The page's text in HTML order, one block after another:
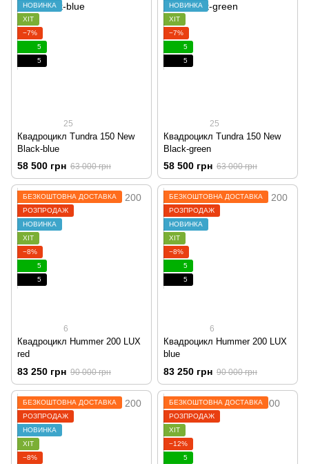
НОВИНКА
ХІТ
−7%
5
5
25
Квадроцикл Tundra 150 New
Black-blue
58 500 грн 63 000 грн
НОВИНКА
ХІТ
−7%
5
5
25
Квадроцикл Tundra 150 New
Black-green
58 500 грн 63 000 грн
БЕЗКОШТОВНА ДОСТАВКА
РОЗПРОДАЖ
НОВИНКА
ХІТ
−8%
5
5
6
Квадроцикл Hummer 200 LUX
red
83 250 грн 90 000 грн
БЕЗКОШТОВНА ДОСТАВКА
РОЗПРОДАЖ
НОВИНКА
ХІТ
−8%
5
5
6
Квадроцикл Hummer 200 LUX
blue
83 250 грн 90 000 грн
БЕЗКОШТОВНА ДОСТАВКА
РОЗПРОДАЖ
НОВИНКА
ХІТ
−8%
БЕЗКОШТОВНА ДОСТАВКА
РОЗПРОДАЖ
ХІТ
−12%
5